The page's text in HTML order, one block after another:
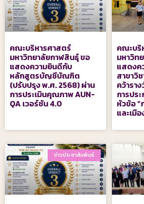
คณะบริหารศาสตร์
มหาวิทยาลัยกาฬสินธุ์ ขอ
แสดงความยินดีกับ
หลักสูตรบัญชีบัณฑิต
(ปรับปรุง พ.ศ. 2568) ผ่าน
การประเมินคุณภาพ AUN-
QA เวอร์ชัน 4.0
คณะบริ
มหาวิท
แสดงค
สาขาวิ
คว้ารา
การปร
หัวข้อ “
และเมื
ข่าวประชาสัมพันธ์